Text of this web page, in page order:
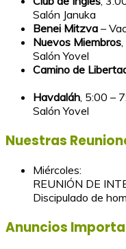
Salón Januka
Benei Mitzva –
Nuevos Miembros
Salón Yovel
Camino de
Havdaláh , 5:00 –
Salón Yovel
Nuestras
Miércoles:
REUNIÓN DE
Discipulado de
Anuncios